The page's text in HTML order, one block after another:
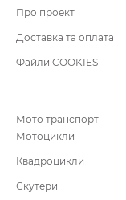
Про проект
Доставка та оплата
Файли COOKIES
Мото транспорт
Мотоцикли
Квадроцикли
Скутери